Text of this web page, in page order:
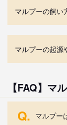
マルプーの飼い
マルプーの起源
【FAQ】マ
Q. マルプー